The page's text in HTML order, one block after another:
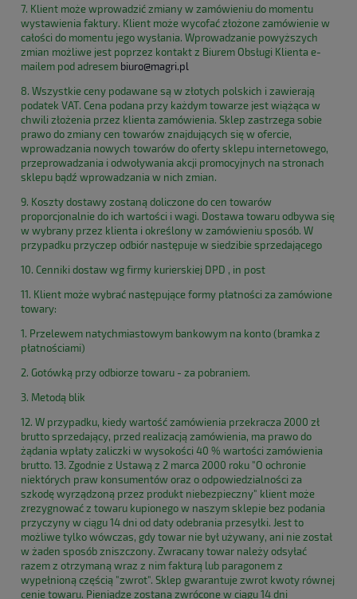
7. Klient może wprowadzić zmiany w zamówieniu do momentu
wystawienia faktury. Klient może wycofać złożone zamówienie w
całości do momentu jego wysłania. Wprowadzanie powyższych
zmian możliwe jest poprzez kontakt z Biurem Obsługi Klienta e-
mailem pod adresem biuro@magri.pl
8. Wszystkie ceny podawane są w złotych polskich i zawierają
podatek VAT. Cena podana przy każdym towarze jest wiążąca w
chwili złożenia przez klienta zamówienia. Sklep zastrzega sobie
prawo do zmiany cen towarów znajdujących się w ofercie,
wprowadzania nowych towarów do oferty sklepu internetowego,
przeprowadzania i odwoływania akcji promocyjnych na stronach
sklepu bądź wprowadzania w nich zmian.
9. Koszty dostawy zostaną doliczone do cen towarów
proporcjonalnie do ich wartości i wagi. Dostawa towaru odbywa się
w wybrany przez klienta i określony w zamówieniu sposób. W
przypadku przyczep odbiór następuje w siedzibie sprzedającego
10. Cenniki dostaw wg firmy kurierskiej DPD , in post
11. Klient może wybrać następujące formy płatności za zamówione
towary:
1. Przelewem natychmiastowym bankowym na konto (bramka z
płatnościami)
2. Gotówką przy odbiorze towaru - za pobraniem.
3. Metodą blik
12. W przypadku, kiedy wartość zamówienia przekracza 2000 zł
brutto sprzedający, przed realizacją zamówienia, ma prawo do
żądania wpłaty zaliczki w wysokości 40 % wartości zamówienia
brutto. 13. Zgodnie z Ustawą z 2 marca 2000 roku "O ochronie
niektórych praw konsumentów oraz o odpowiedzialności za
szkodę wyrządzoną przez produkt niebezpieczny" klient może
zrezygnować z towaru kupionego w naszym sklepie bez podania
przyczyny w ciągu 14 dni od daty odebrania przesyłki. Jest to
możliwe tylko wówczas, gdy towar nie był używany, ani nie został
w żaden sposób zniszczony. Zwracany towar należy odsyłać
razem z otrzymaną wraz z nim fakturą lub paragonem z
wypełnioną częścią "zwrot". Sklep gwarantuje zwrot kwoty równej
cenie towaru. Pieniądze zostaną zwrócone w ciągu 14 dni